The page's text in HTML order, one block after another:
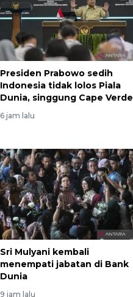
Presiden Prabowo sedih
Indonesia tidak lolos Piala
Dunia, singgung Cape Verde
6 jam lalu
Sri Mulyani kembali
menempati jabatan di Bank
Dunia
9 jam lalu